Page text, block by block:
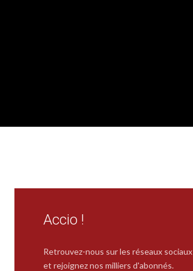
Accio !
Retrouvez-nous sur les réseaux sociaux
et rejoignez nos milliers d'abonnés.